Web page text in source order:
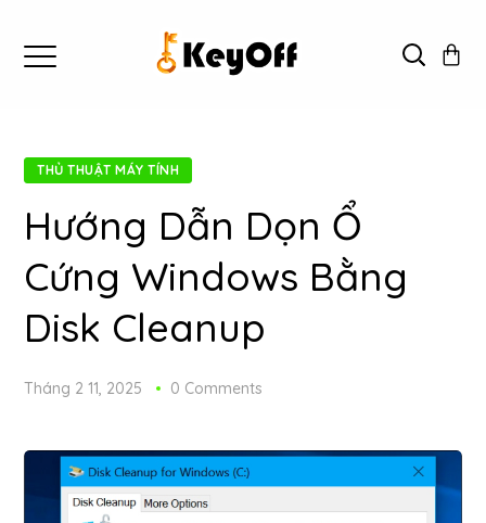
THỦ THUẬT MÁY TÍNH
Hướng Dẫn Dọn Ổ
Cứng Windows Bằng
Disk Cleanup
Tháng 2 11, 2025 0 Comments